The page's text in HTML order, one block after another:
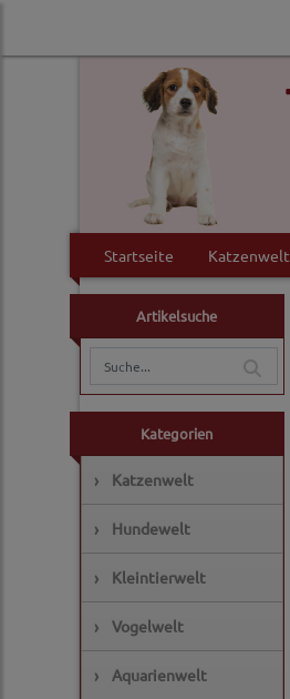
Startseite Katzenwelt
Artikelsuche
Kategorien
› Katzenwelt
› Hundewelt
› Kleintierwelt
› Vogelwelt
› Aquarienwelt